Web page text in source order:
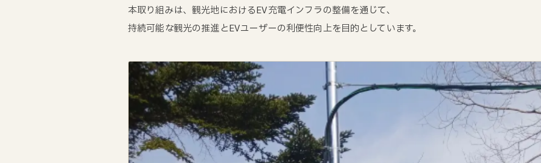
本取り組みは、観光地におけるEV充電インフラの整備を通じて、
持続可能な観光の推進とEVユーザーの利便性向上を目的としています。​